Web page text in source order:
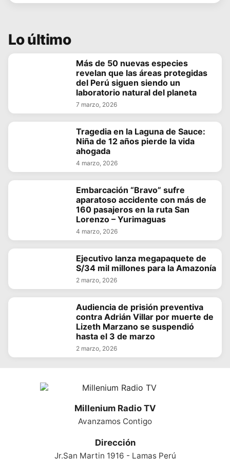
Lo último
Más de 50 nuevas especies
revelan que las áreas protegidas
del Perú siguen siendo un
laboratorio natural del planeta
7 marzo, 2026
Tragedia en la Laguna de Sauce:
Niña de 12 años pierde la vida
ahogada
4 marzo, 2026
Embarcación “Bravo” sufre
aparatoso accidente con más de
160 pasajeros en la ruta San
Lorenzo – Yurimaguas
4 marzo, 2026
Ejecutivo lanza megapaquete de
S/34 mil millones para la Amazonía
2 marzo, 2026
Audiencia de prisión preventiva
contra Adrián Villar por muerte de
Lizeth Marzano se suspendió
hasta el 3 de marzo
2 marzo, 2026
Millenium Radio TV
Avanzamos Contigo
Dirección
Jr.San Martin 1916 - Lamas Perú